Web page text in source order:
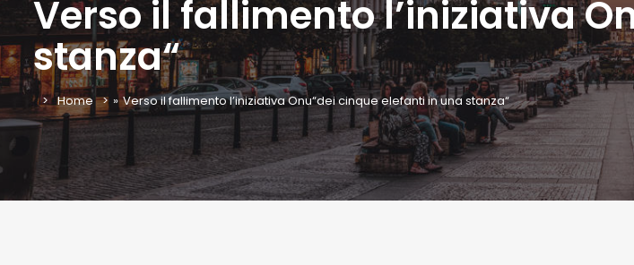
Verso il fallimento l’iniziativa
stanza“
Home » Verso il fallimento l’iniziativa Onu“dei cinque elefanti in una stanza“